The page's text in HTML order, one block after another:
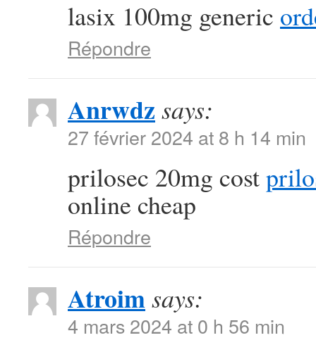
lasix 100mg generic
Répondre
Anrwdz says:
27 février 2024 at 8 h 14 min
prilosec 20mg cost
online cheap
Répondre
Atroimsays:
4 mars 2024 at 0 h 56 min